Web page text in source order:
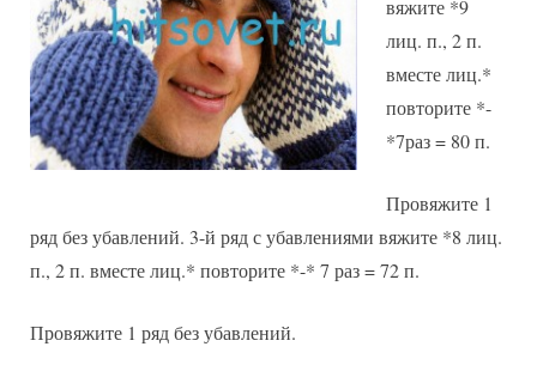
вяжите *9
лиц. п., 2 п.
вместе лиц.*
повторите *-
*7раз = 80 п.
Провяжите 1
ряд без убавлений. 3-й ряд с убавлениями вяжите *8 лиц.
п., 2 п. вместе лиц.* повторите *-* 7 раз = 72 п.
Провяжите 1 ряд без убавлений.